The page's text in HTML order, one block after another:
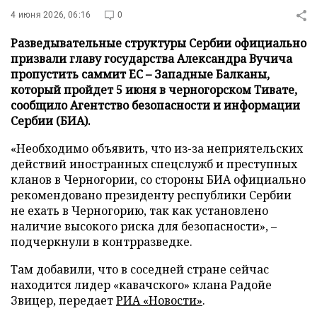
4 июня 2026, 06:16 0
Разведывательные структуры Сербии официально
призвали главу государства Александра Вучича
пропустить саммит ЕС – Западные Балканы,
который пройдет 5 июня в черногорском Тивате,
сообщило Агентство безопасности и информации
Сербии (БИА).
«Необходимо объявить, что из-за неприятельских
действий иностранных спецслужб и преступных
кланов в Черногории, со стороны БИА официально
рекомендовано президенту республики Сербии
не ехать в Черногорию, так как установлено
наличие высокого риска для безопасности», –
подчеркнули в контрразведке.
Там добавили, что в соседней стране сейчас
находится лидер «кавачского» клана Радойе
Звицер, передаетРИА «Новости».